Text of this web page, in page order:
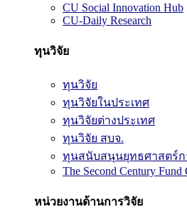
CU Social Innovation Hub
CU-Daily Research
ทุนวิจัย
ทุนวิจัย
ทุนวิจัยในประเทศ
ทุนวิจัยต่างประเทศ
ทุนวิจัย สบจ.
ทุนสนับสนุนยุทธศาสตร์ก
The Second Century
หน่วยงานด้านการวิจัย